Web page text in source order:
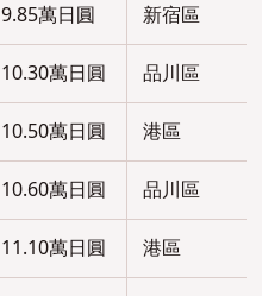
9.85萬日圓 新宿區
10.30萬日圓 品川區
10.50萬日圓 港區
10.60萬日圓 品川區
11.10萬日圓 港區